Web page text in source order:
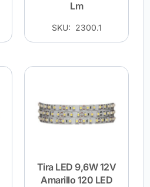
Lm
SKU: 2300.1
Tira LED 9,6W 12V
Amarillo 120 LED